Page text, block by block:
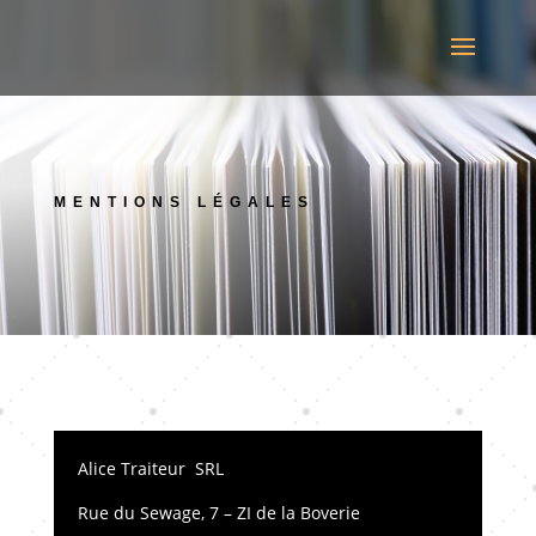
MENTIONS LÉGALES
Alice Traiteur SRL
Rue du Sewage, 7 – ZI de la Boverie